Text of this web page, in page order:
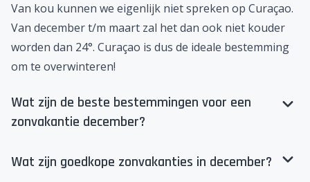
Van kou kunnen we eigenlijk niet spreken op Curaçao.
Van december t/m maart zal het dan ook niet kouder
worden dan 24°. Curaçao is dus de ideale bestemming
om te overwinteren!
Wat zijn de beste bestemmingen voor een
zonvakantie december?
Wat zijn goedkope zonvakanties in december?